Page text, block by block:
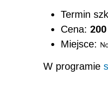
Termin
Cena: 200
Miejsce:
W programie